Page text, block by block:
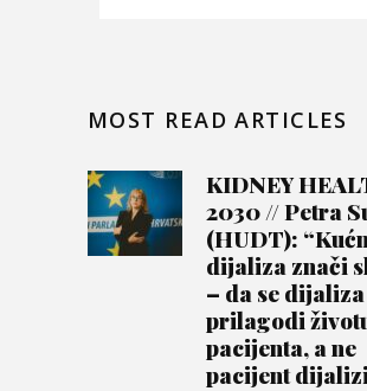
MOST READ ARTICLES
KIDNEY
2030 // Petra
(HUDT):
dijaliza znači
– da se dijaliza
prilagodi
pacijenta, a ne
pacijent